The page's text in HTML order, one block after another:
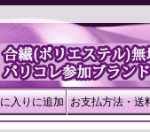
入りに追加 お支払方法・送